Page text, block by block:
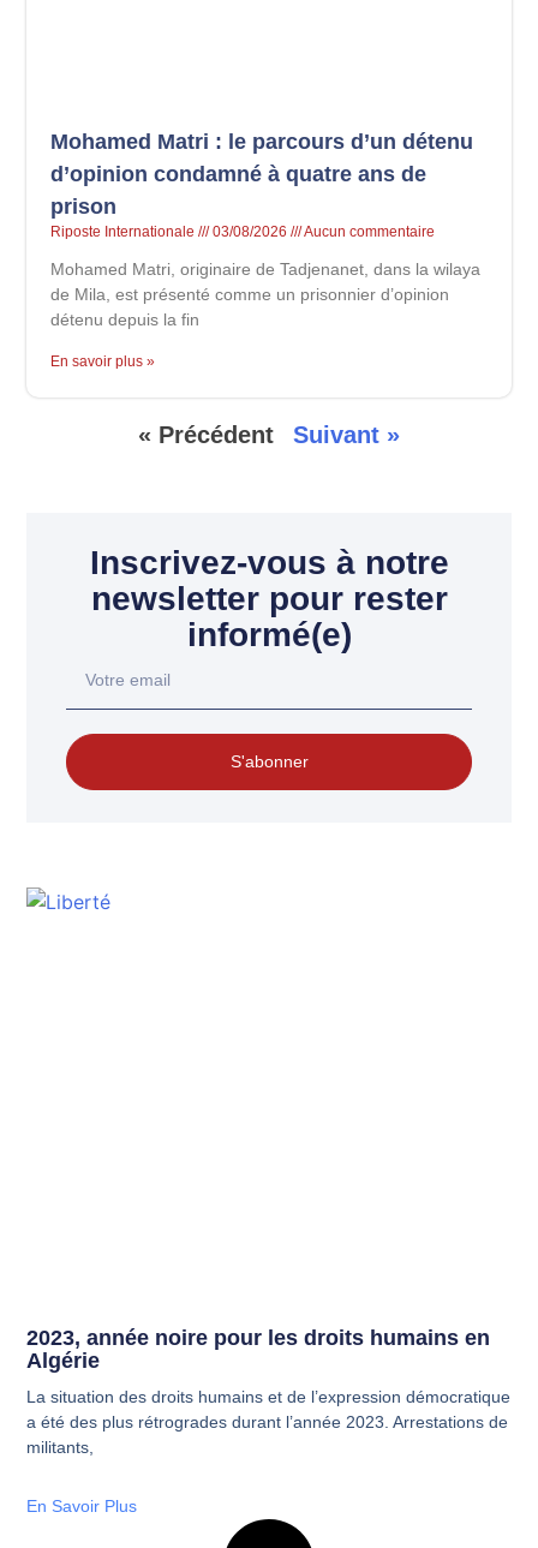
Mohamed Matri : le parcours d’un détenu
d’opinion condamné à quatre ans de
prison
Riposte Internationale 03/08/2026 Aucun commentaire
Mohamed Matri, originaire de Tadjenanet, dans la wilaya
de Mila, est présenté comme un prisonnier d’opinion
détenu depuis la fin
En savoir plus »
« Précédent Suivant »
Inscrivez-vous à notre
newsletter pour rester
informé(e)
S'abonner
2023, année noire pour les droits humains en
Algérie
La situation des droits humains et de l’expression démocratique
a été des plus rétrogrades durant l’année 2023. Arrestations de
militants,
En Savoir Plus